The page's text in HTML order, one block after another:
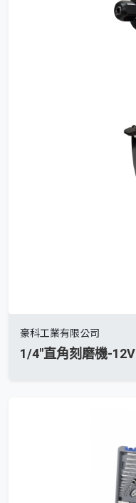
豪科工業有限公司
1/4"直角刻磨機-12V